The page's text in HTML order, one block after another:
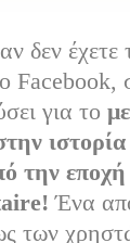
δεν έχετε
Facebook,
για το
την
Ένα
των